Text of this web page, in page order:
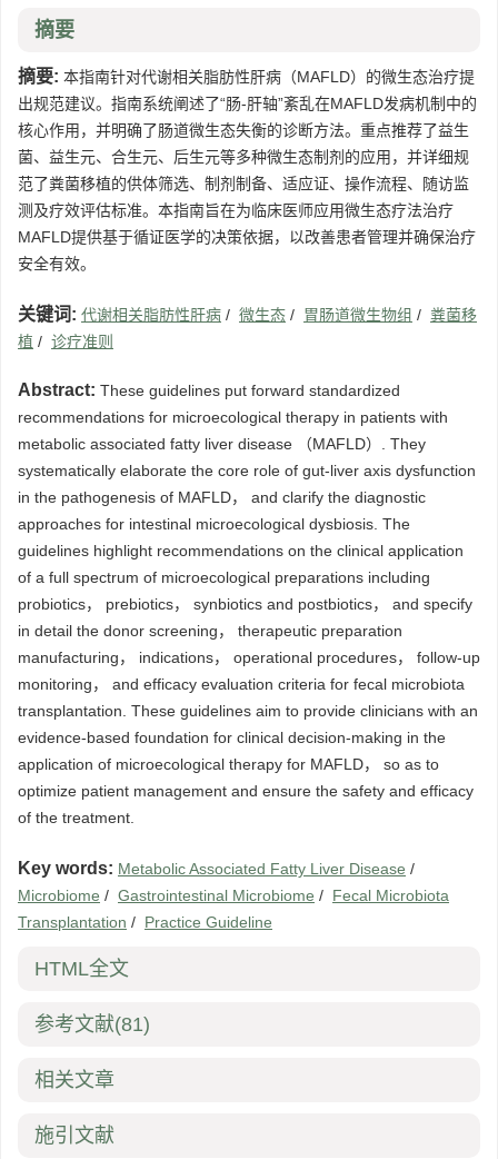
摘要
摘要: 本指南针对代谢相关脂肪性肝病（MAFLD）的微生态治疗提
出规范建议。指南系统阐述了“肠-肝轴”紊乱在MAFLD发病机制中的
核心作用，并明确了肠道微生态失衡的诊断方法。重点推荐了益生
菌、益生元、合生元、后生元等多种微生态制剂的应用，并详细规
范了粪菌移植的供体筛选、制剂制备、适应证、操作流程、随访监
测及疗效评估标准。本指南旨在为临床医师应用微生态疗法治疗
MAFLD提供基于循证医学的决策依据，以改善患者管理并确保治疗
安全有效。
关键词: 代谢相关脂肪性肝病 / 微生态 / 胃肠道微生物组 / 粪菌移
植 / 诊疗准则
Abstract: These guidelines put forward standardized
recommendations for microecological therapy in patients with
metabolic associated fatty liver disease （MAFLD）. They
systematically elaborate the core role of gut-liver axis dysfunction
in the pathogenesis of MAFLD， and clarify the diagnostic
approaches for intestinal microecological dysbiosis. The
guidelines highlight recommendations on the clinical application
of a full spectrum of microecological preparations including
probiotics， prebiotics， synbiotics and postbiotics， and specify
in detail the donor screening， therapeutic preparation
manufacturing， indications， operational procedures， follow-up
monitoring， and efficacy evaluation criteria for fecal microbiota
transplantation. These guidelines aim to provide clinicians with an
evidence-based foundation for clinical decision-making in the
application of microecological therapy for MAFLD， so as to
optimize patient management and ensure the safety and efficacy
of the treatment.
Key words: Metabolic Associated Fatty Liver Disease /
Microbiome / Gastrointestinal Microbiome / Fecal Microbiota
Transplantation / Practice Guideline
HTML全文
参考文献(81)
相关文章
施引文献